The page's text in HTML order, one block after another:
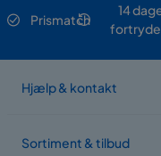
Prismatch
14
Hjælp & kontakt
Sortiment & tilbud